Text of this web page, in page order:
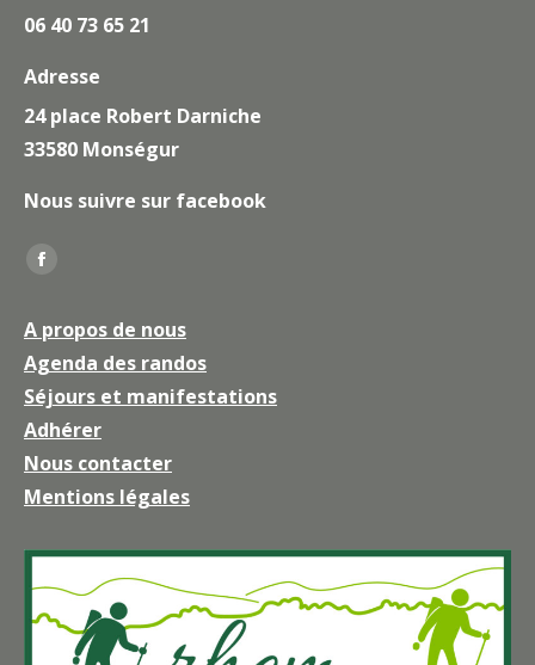
06 40 73 65 21
Adresse
24 place Robert Darniche
33580 Monségur
Nous suivre sur facebook
Trouvez nous sur :
La
Facebook
s'ouvre
dans
une
nouvelle
fenêtre
A propos de nous
Agenda des randos
Séjours et manifestations
Adhérer
Nous contacter
Mentions légales